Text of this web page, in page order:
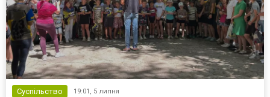
Суспільство 19:01, 5 липня